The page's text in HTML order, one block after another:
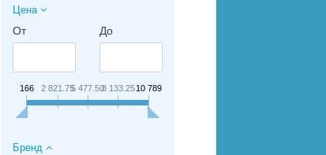
Цена
От До
166 2 821.755 477.508 133.2510 789
Бренд